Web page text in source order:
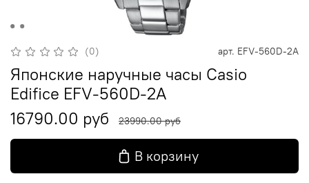
(0) арт. EFV-560D-2A
Японские наручные часы Casio
Edifice EFV-560D-2A
16790.00 руб
23990.00 руб
В корзину